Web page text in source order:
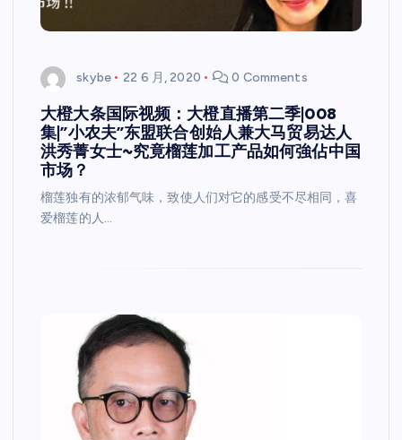
skybe 22 6 月, 2020 0 Comments
大橙大条国际视频：大橙直播第二季|008
集|”小农夫”东盟联合创始人兼大马贸易达人
洪秀菁女士~究竟榴莲加工产品如何強佔中国
市场？
榴莲独有的浓郁气味，致使人们对它的感受不尽相同，喜
爱榴莲的人…